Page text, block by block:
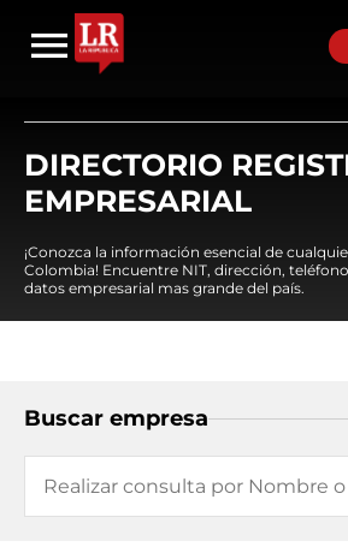
DIRECTORIO
EMPRESARIAL
¡Conozca la información esencial de
Colombia! Encuentre NIT, dirección,
datos empresarial mas grande del país.
Buscar empresa